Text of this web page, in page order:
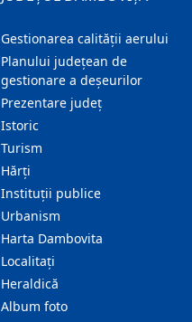
Gestionarea calității aerului
Planului județean de
gestionare a deșeurilor
Prezentare judeţ
Istoric
Turism
Hărţi
Instituţii publice
Urbanism
Harta Dambovita
Localitaţi
Heraldică
Album foto